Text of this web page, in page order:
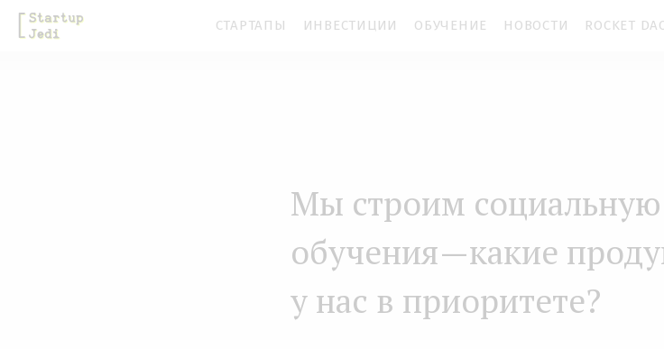
СТАРТАПЫ ИНВЕСТИЦИИ ОБУЧЕНИЕ НОВОСТИ ROCKET
Мы строим социальную
обучения —какие
у нас в приоритете?